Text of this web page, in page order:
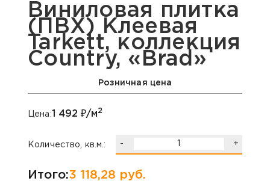
Виниловая плитка
(ПВХ) Клеевая
Tarkett, коллекция
Country, «Brad»
Розничная цена
Цена:1 492 ₽/м2
Количество, кв.м.: - +
Итого:3 118,28 руб.